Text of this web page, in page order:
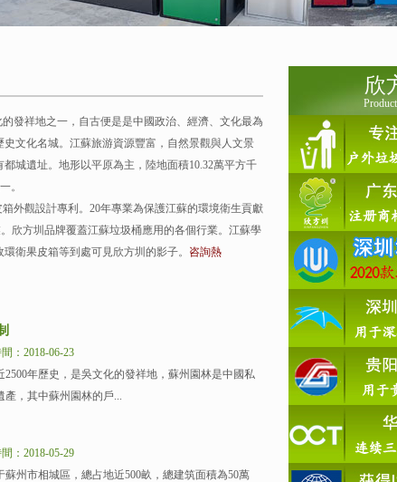
發祥地之一，自古便是是中國政治、經濟、文化最為
文化名城。江蘇旅游資源豐富，自然景觀與人文景
城遺址。地形以平原為主，陸地面積10.32萬平方千
。
觀設計專利。20年專業為保護江蘇的環境衛生貢獻
欣方圳品牌覆蓋江蘇垃圾桶應用的各個行業。江蘇學
衛果皮箱等到處可見欣方圳的影子。 咨詢熱
：2018-06-23
年歷史，是吳文化的發祥地，蘇州園林是中國私
，其中蘇州園林的戶...
：2018-05-29
市相城區，總占地近500畝，總建筑面積為50萬
欣